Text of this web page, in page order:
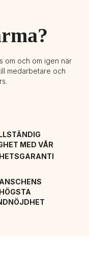
om och om igen när
medarbetare och
MED VÅR
HÖGSTA